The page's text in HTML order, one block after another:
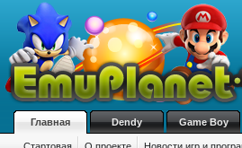
Главная Dendy Game Boy